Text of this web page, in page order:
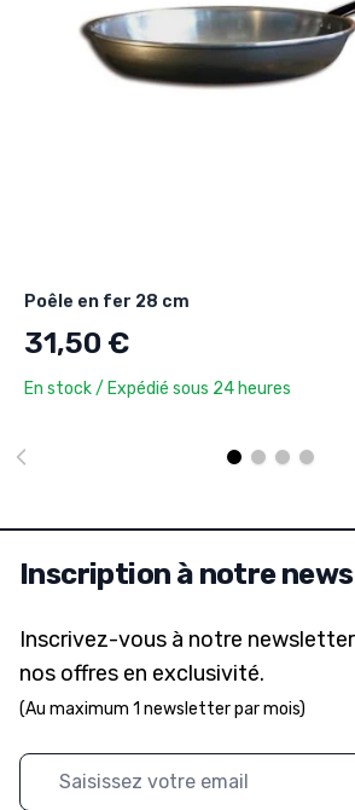
Poêle en fer 28 cm
31,50 €
En stock / Expédié sous 24 heures
Inscription à notre
Inscrivez-vous à notre
nos offres en exclusivité.
(Au maximum 1 newsletter par mois)
Adresse mail